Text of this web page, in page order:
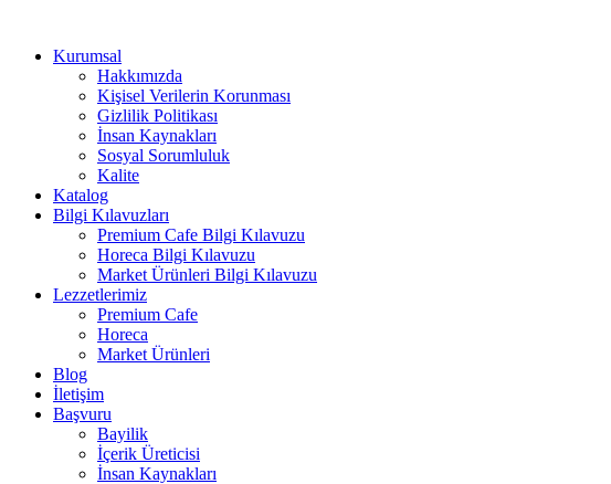
Kurumsal
Hakkımızda
Kişisel Verilerin Korunması
Gizlilik Politikası
İnsan Kaynakları
Sosyal Sorumluluk
Kalite
Katalog
Bilgi Kılavuzları
Premium Cafe Bilgi Kılavuzu
Horeca Bilgi Kılavuzu
Market Ürünleri Bilgi Kılavuzu
Lezzetlerimiz
Premium Cafe
Horeca
Market Ürünleri
Blog
İletişim
Başvuru
Bayilik
İçerik Üreticisi
İnsan Kaynakları